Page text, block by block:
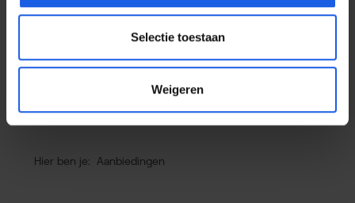
Selectie toestaan
Weigeren
Ontdek de kracht en het gemak van de Ultimate Ears
EPICBOOM 4. Deze speaker biedt indrukwekkend 360-
graden geluid en een die…Meer
Hier ben je: Aanbiedingen